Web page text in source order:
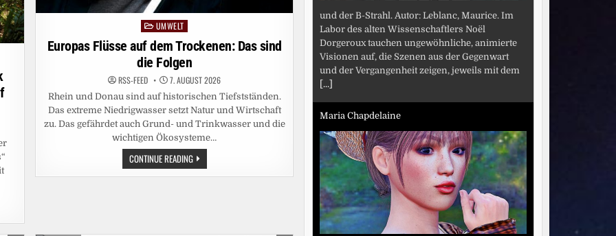
Posted
in
UMWELT
Europas Flüsse auf dem Trockenen: Das sind
die Folgen
RSS-FEED 7. AUGUST 2026
Rhein und Donau sind auf historischen Tiefstständen.
Das extreme Niedrigwasser setzt Natur und Wirtschaft
zu. Das gefährdet auch Grund- und Trinkwasser und die
wichtigen Ökosysteme…
CONTINUE READINGEUROPAS
FLÜSSE
AUF
und der B-Strahl. Autor: Leblanc, Maurice. Im
Labor des alten Wissenschaftlers Noël
Dorgeroux tauchen ungewöhnliche, animierte
Visionen auf, die Szenen aus der Gegenwart
und der Vergangenheit zeigen, jeweils mit dem
[...]
Maria Chapdelaine